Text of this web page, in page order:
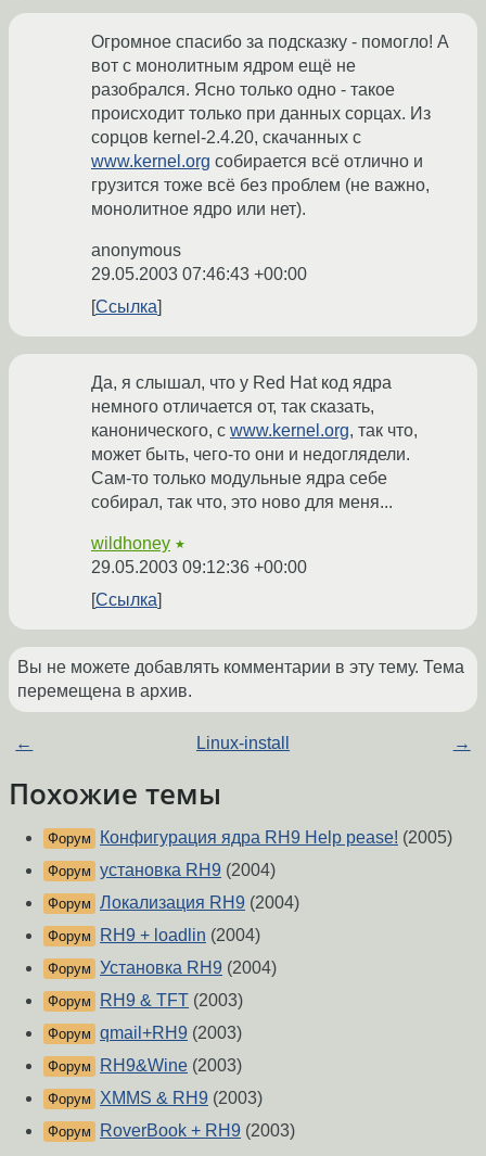
Огромное спасибо за подсказку - помогло! А
вот с монолитным ядром ещё не
разобрался. Ясно только одно - такое
происходит только при данных сорцах. Из
сорцов kernel-2.4.20, скачанных с
www.kernel.org собирается всё отлично и
грузится тоже всё без проблем (не важно,
монолитное ядро или нет).
anonymous
29.05.2003 07:46:43 +00:00
Ссылка
Да, я слышал, что у Red Hat код ядра
немного отличается от, так сказать,
канонического, с www.kernel.org, так что,
может быть, чего-то они и недоглядели.
Сам-то только модульные ядра себе
собирал, так что, это ново для меня...
wildhoney ★
29.05.2003 09:12:36 +00:00
Ссылка
Вы не можете добавлять комментарии в эту тему. Тема
перемещена в архив.
← Linux-install →
Похожие темы
Форум Конфигурация ядра RH9 Help pease! (2005)
Форум установка RH9 (2004)
Форум Локализация RH9 (2004)
Форум RH9 + loadlin (2004)
Форум Установка RH9 (2004)
Форум RH9 & TFT (2003)
Форум qmail+RH9 (2003)
Форум RH9&Wine (2003)
Форум XMMS & RH9 (2003)
Форум RoverBook + RH9 (2003)